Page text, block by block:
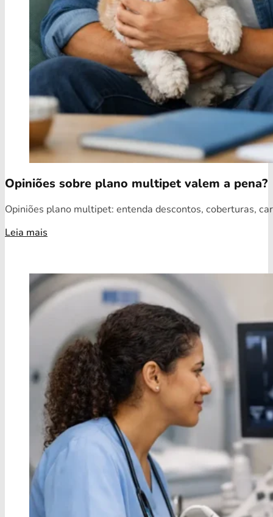
Opiniões sobre plano multipet valem a pena?
Opiniões plano multipet: entenda descontos, coberturas,
Leia mais